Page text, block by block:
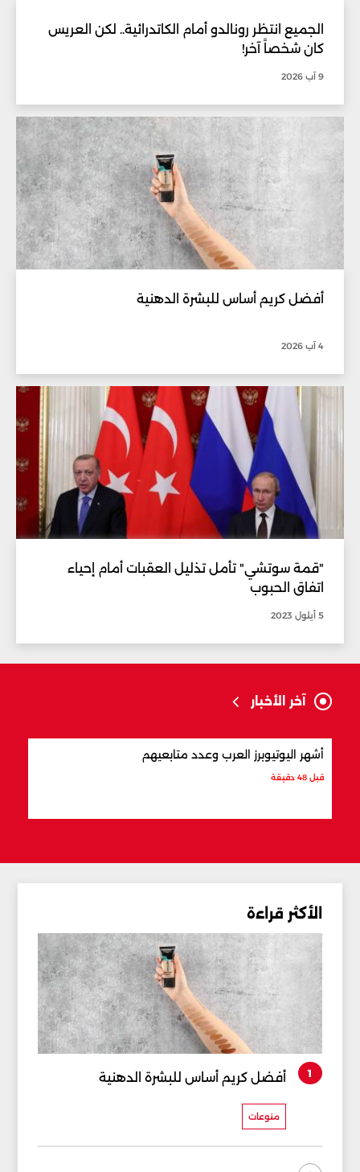
الجميع انتظر رونالدو أمام الكاتدرائية.. لكن العريس
كان شخصاً آخر!
9 آب 2026
أفضل كريم أساس للبشرة الدهنية
4 آب 2026
"قمة سوتشي" تأمل تذليل العقبات أمام إحياء
اتفاق الحبوب
5 أيلول 2023
آخر الأخبار
أشهر اليوتيوبرز العرب وعدد متابعيهم
قبل 48 دقيقة
الأكثر قراءة
1 أفضل كريم أساس للبشرة الدهنية
منوعات